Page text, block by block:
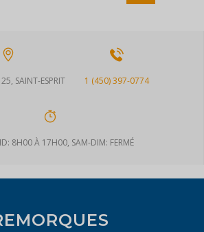
SAINT-ESPRIT 1 (450) 397-0774
8H00 À 17H00, SAM-DIM: FERMÉ